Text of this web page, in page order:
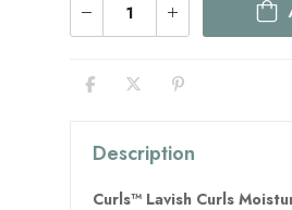
Description
Curls™ Lavish Curls